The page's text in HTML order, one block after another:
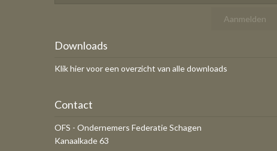
Downloads
Klik hier voor een overzicht van alle downloads
Contact
OFS - Ondernemers Federatie Schagen
Kanaalkade 63